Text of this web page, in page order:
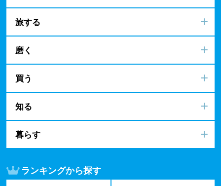
旅する
磨く
買う
知る
暮らす
ランキングから探す